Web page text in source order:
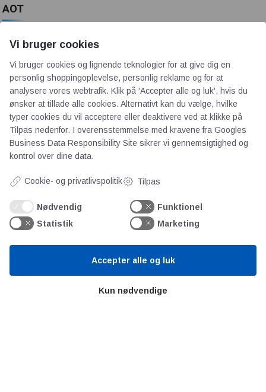
AOT
Om os
Kontakt
Persondata
Videncentre
Teknologisk Institut
Bitva
Litteratur
Forkortelser
Værd at besøge
Vi bruger cookies
Vi bruger cookies og lignende teknologier for at give dig en
personlig shoppingoplevelse, personlig reklame og for at
analysere vores webtrafik. Klik på 'Accepter alle og luk', hvis du
ønsker at tillade alle cookies. Alternativt kan du vælge, hvilke
typer cookies du vil acceptere eller deaktivere ved at klikke på
Tilpas nedenfor. I overensstemmelse med kravene fra Googles
Business Data Responsibility Site sikrer vi gennemsigtighed og
kontrol over dine data.
Cookie- og privatlivspolitik Tilpas
Nødvendig
Funktionel
Statistik
Marketing
Kun nødvendige
Accepter alle og luk